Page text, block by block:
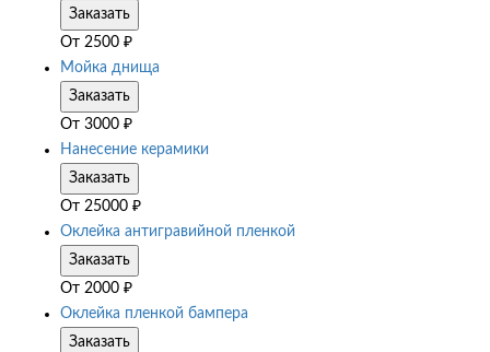
Заказать
От 2500 ₽
Мойка днища
Заказать
От 3000 ₽
Нанесение керамики
Заказать
От 25000 ₽
Оклейка антигравийной пленкой
Заказать
От 2000 ₽
Оклейка пленкой бампера
Заказать